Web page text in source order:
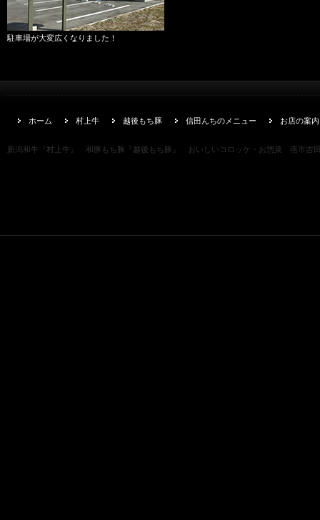
駐車場が大変広くなりました！
ホーム 村上牛 越後もち豚 信田んちのメニュー お店の案内
新潟和牛『村上牛』 和豚もち豚『越後もち豚』 おいしいコロッケ・お惣菜 燕市吉